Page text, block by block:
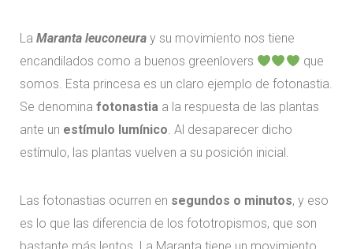
La Maranta leuconeura y su movimiento nos tiene
encandilados como a buenos greenlovers
que
somos. Esta princesa es un claro ejemplo de fotonastia.
Se denomina fotonastia a la respuesta de las plantas
ante un estímulo lumínico. Al desaparecer dicho
estímulo, las plantas vuelven a su posición inicial.
Las fotonastias ocurren en segundos o minutos, y eso
es lo que las diferencia de los fototropismos, que son